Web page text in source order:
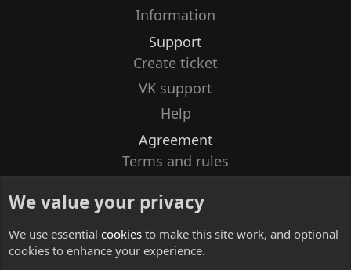
Information
Support
Create ticket
VK support
Help
Agreement
Terms and rules
Contacts
We value your privacy
We use essential cookies to make this site work, and optional
cookies to enhance your experience.